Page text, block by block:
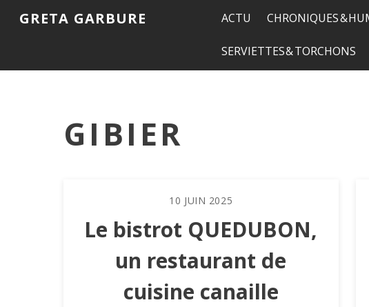
GRETA GARBURE ACTU CHRONIQUES &
SERVIETTES & TORCHONS
GIBIER
10 JUIN 2025
Le bistrot QUEDUBON,
un restaurant de
cuisine canaille